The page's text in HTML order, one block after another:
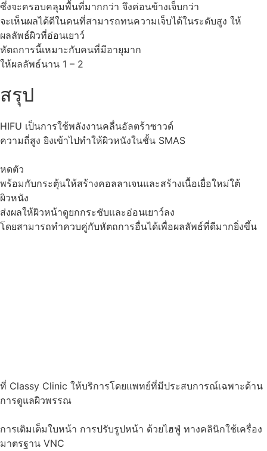
ซึ่งจะครอบคลุมพื้นที่มากกว่า จึงค่อนข้างเจ็บกว่า
จะเห็นผลได้ดีในคนที่สามารถทนความเจ็บได้ในระดับสูง ให้
ผลลัพธ์ผิวที่อ่อนเยาว์
หัตถการนี้เหมาะกับคนที่มีอายุมาก
ให้ผลลัพธ์นาน 1 – 2
สรุป
HIFU เป็นการใช้พลังงานคลื่นอัลตร้าซาวด์
ความถี่สูง ยิงเข้าไปทำให้ผิวหนังในชั้น SMAS
หดตัว
พร้อมกับกระตุ้นให้สร้างคอลลาเจนและสร้างเนื้อเยื่อใหม่ใต้
ผิวหนัง
ส่งผลให้ผิวหน้าดูยกกระชับและอ่อนเยาว์ลง
โดยสามารถทำควบคู่กับหัตถการอื่นได้เพื่อผลลัพธ์ที่ดีมากยิ่งขึ้น
ที่ Classy Clinic ให้บริการโดยแพทย์ที่มีประสบการณ์เฉพาะด้าน
การดูแลผิวพรรณ
การเติมเต็มใบหน้า การปรับรูปหน้า ด้วยไฮฟู่ ทางคลินิกใช้เครื่อง
มาตรฐาน VNC